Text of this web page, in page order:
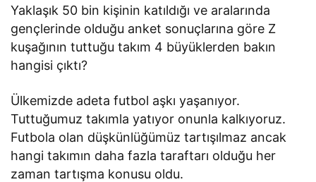
Yaklaşık 50 bin kişinin katıldığı ve aralarında
gençlerinde olduğu anket sonuçlarına göre Z
kuşağının tuttuğu takım 4 büyüklerden bakın
hangisi çıktı?
Ülkemizde adeta futbol aşkı yaşanıyor.
Tuttuğumuz takımla yatıyor onunla kalkıyoruz.
Futbola olan düşkünlüğümüz tartışılmaz ancak
hangi takımın daha fazla taraftarı olduğu her
zaman tartışma konusu oldu.